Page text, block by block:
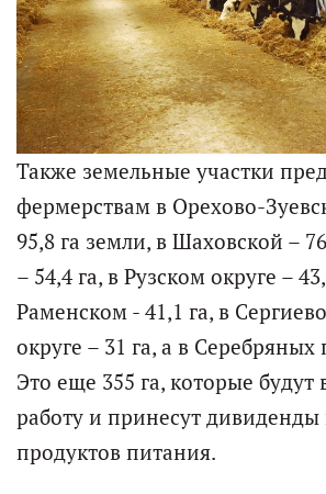
Также земельные участки
фермерствам в Орехово-
95,8 га земли, в Шаховской –
– 54,4 га, в Рузском округе –
Раменском - 41,1 га, в
округе – 31 га, а в Серебряных
Это еще 355 га, которые будут
работу и принесут дивиденды
продуктов питания.